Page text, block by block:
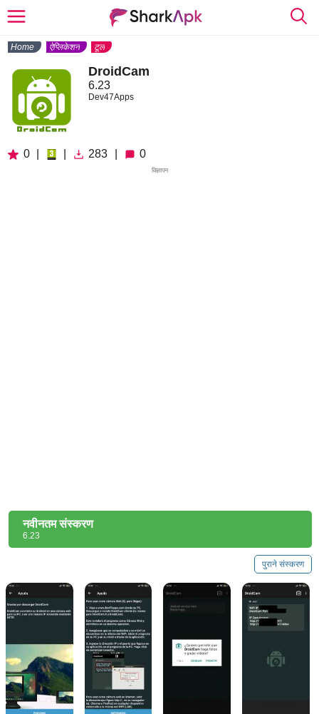
Home ऐप्लिकेशन टूल
DroidCam
6.23
Dev47Apps
0 283 0
विज्ञापन
नवीनतम संस्करण
6.23
पुराने संस्करण